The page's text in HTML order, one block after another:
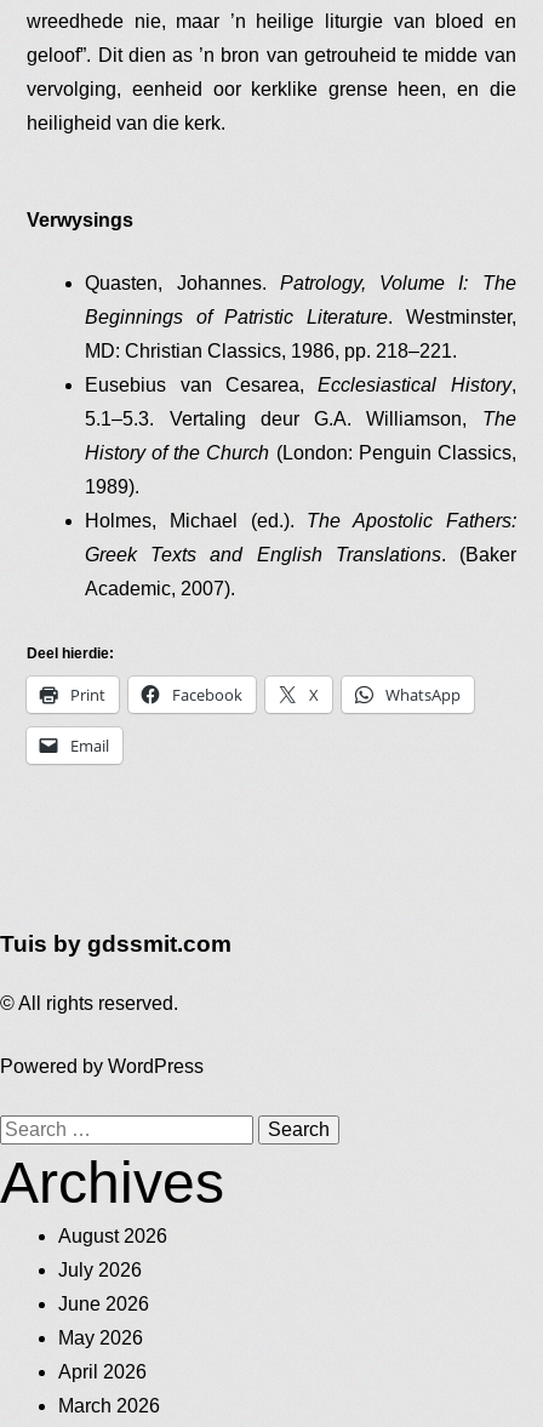
wreedhede nie, maar ’n heilige liturgie van bloed en
geloof”​. Dit dien as ’n bron van getrouheid te midde van
vervolging, eenheid oor kerklike grense heen, en die
heiligheid van die kerk.
Verwysings
Quasten, Johannes. Patrology, Volume I: The
Beginnings of Patristic Literature. Westminster,
MD: Christian Classics, 1986, pp. 218–221.
Eusebius van Cesarea,Ecclesiastical History,
5.1–5.3. Vertaling deur G.A. Williamson, The
History of the Church (London: Penguin Classics,
1989).
Holmes, Michael (ed.). The Apostolic Fathers:
Greek Texts and English Translations. (Baker
Academic, 2007).
Deel hierdie:
Print Facebook X WhatsApp
Email
Tuis by gdssmit.com
© All rights reserved.
Powered by WordPress
Search
for:
Archives
August 2026
July 2026
June 2026
May 2026
April 2026
March 2026